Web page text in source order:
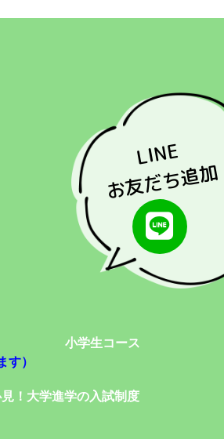
LINE
お友だち追加
す）
小学生コース
！大学進学の入試制度